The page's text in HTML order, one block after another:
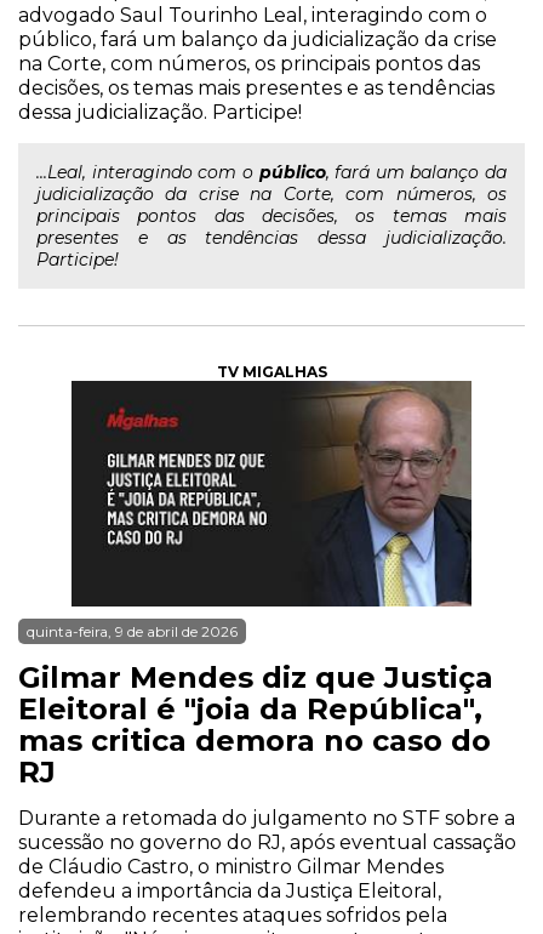
advogado Saul Tourinho Leal, interagindo com o
público, fará um balanço da judicialização da crise
na Corte, com números, os principais pontos das
decisões, os temas mais presentes e as tendências
dessa judicialização. Participe!
...Leal, interagindo com o público, fará um balanço da
judicialização da crise na Corte, com números, os
principais pontos das decisões, os temas mais
presentes e as tendências dessa judicialização.
Participe!
TV MIGALHAS
quinta-feira, 9 de abril de 2026
Gilmar Mendes diz que Justiça
Eleitoral é "joia da República",
mas critica demora no caso do
RJ
Durante a retomada do julgamento no STF sobre a
sucessão no governo do RJ, após eventual cassação
de Cláudio Castro, o ministro Gilmar Mendes
defendeu a importância da Justiça Eleitoral,
relembrando recentes ataques sofridos pela